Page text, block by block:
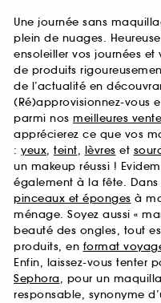
Une journée sans
plein de nuages.
ensoleiller vos journées
de produits
de l’actualité en
(Ré)approvisionnez-vous
parmi nos meilleures
apprécierez ce que vos
: yeux, teint, lèvres et
un makeup réussi !
également à la fête. Dans
pinceaux et éponges à
ménage. Soyez aussi «
beauté des ongles, tout
produits, en format
Enfin, laissez-vous tenter
Sephora, pour un
responsable, synonyme